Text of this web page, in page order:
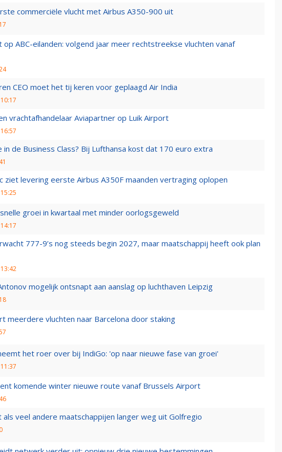
commerciële vlucht met Airbus A350-900 uit
ABC-eilanden: volgend jaar meer rechtstreekse vluchten vanaf
CEO moet het tij keren voor geplaagd Air India
vrachtafhandelaar Aviapartner op Luik Airport
in de Business Class? Bij Lufthansa kost dat 170 euro extra
ziet levering eerste Airbus A350F maanden vertraging oplopen
groei in kwartaal met minder oorlogsgeweld
777-9’s nog steeds begin 2027, maar maatschappij heeft ook plan
mogelijk ontsnapt aan aanslag op luchthaven Leipzig
meerdere vluchten naar Barcelona door staking
het roer over bij IndiGo: 'op naar nieuwe fase van groei'
komende winter nieuwe route vanaf Brussels Airport
als veel andere maatschappijen langer weg uit Golfregio